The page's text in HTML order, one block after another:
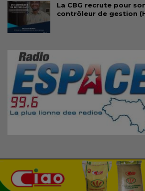
La CBG recrute pour
contrôleur de gestion